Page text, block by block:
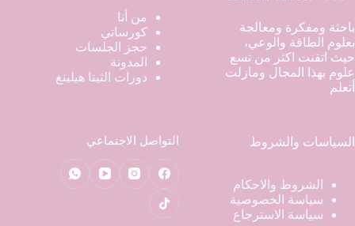
باحثة ومفكرة ومعالجة
بعلوم الطاقة والوعي،
حيث اتقنت اكثر من تسع
علوم بهذا المجال ومازلت
أتعلم
من أنا
كورساتي
حجز الجلسات
المدونة
دورات الثيتا هيلينغ
السياسات والشروط
الشروط والاحكام
سياسة الخصوصية
سياسة الاسترجاع
التواصل الاجتماعي